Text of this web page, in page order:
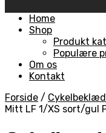
Skip
Home
Shop
Produkt
Populære
Om os
Kontakt
Forside /
Mitt LF 1/XS sort/gul